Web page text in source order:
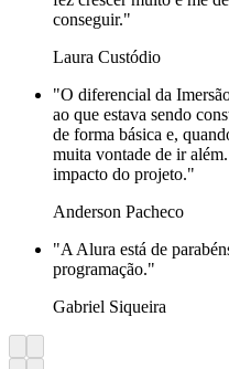
conseguir."
Laura Custódio
"O diferencial da
ao que estava sendo
de forma básica e,
muita vontade de ir
impacto do projeto."
Anderson Pacheco
"A Alura está de
programação."
Gabriel Siqueira